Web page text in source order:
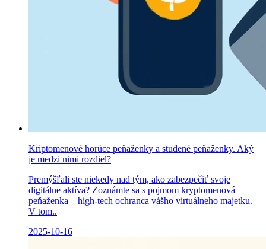
Kriptomenové horúce peňaženky a studené peňaženky. Aký
je medzi nimi rozdiel?
Premýšľali ste niekedy nad tým, ako zabezpečiť svoje
digitálne aktíva? Zoznámte sa s pojmom kryptomenová
peňaženka – high-tech ochranca vášho virtuálneho majetku.
V tom..
2025-10-16